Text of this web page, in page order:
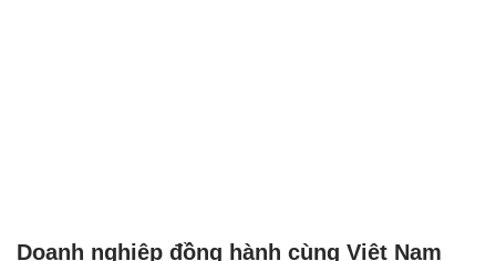
Doanh nghiệp đồng hành cùng Việt Nam